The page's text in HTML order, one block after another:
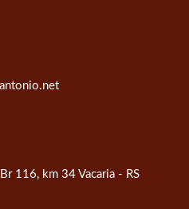
116, km 34 Vacaria - RS